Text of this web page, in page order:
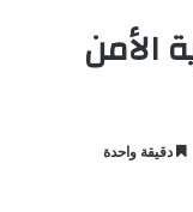
الأمن
دقيقة واحدة